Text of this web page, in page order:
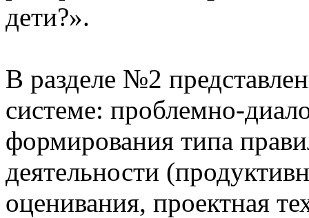
дети?».
В разделе №2
системе: проблемно-
формирования типа
деятельности
оценивания, проектная